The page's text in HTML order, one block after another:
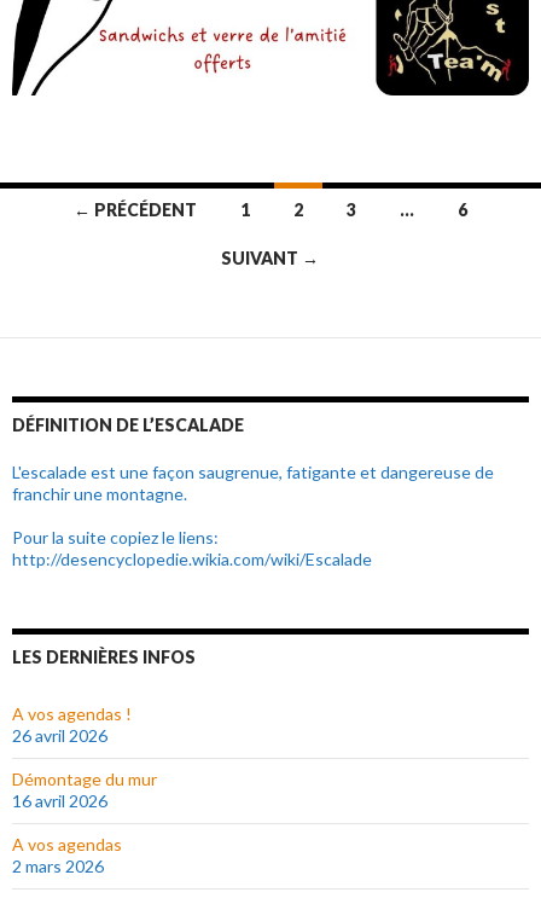
sein
articles
← PRÉCÉDENT 1 2 3 … 6
SUIVANT →
DÉFINITION DE L’ESCALADE
L'escalade est une façon saugrenue, fatigante et dangereuse de
franchir une montagne.
Pour la suite copiez le liens:
http://desencyclopedie.wikia.com/wiki/Escalade
LES DERNIÈRES INFOS
A vos agendas !
26 avril 2026
Démontage du mur
16 avril 2026
A vos agendas
2 mars 2026